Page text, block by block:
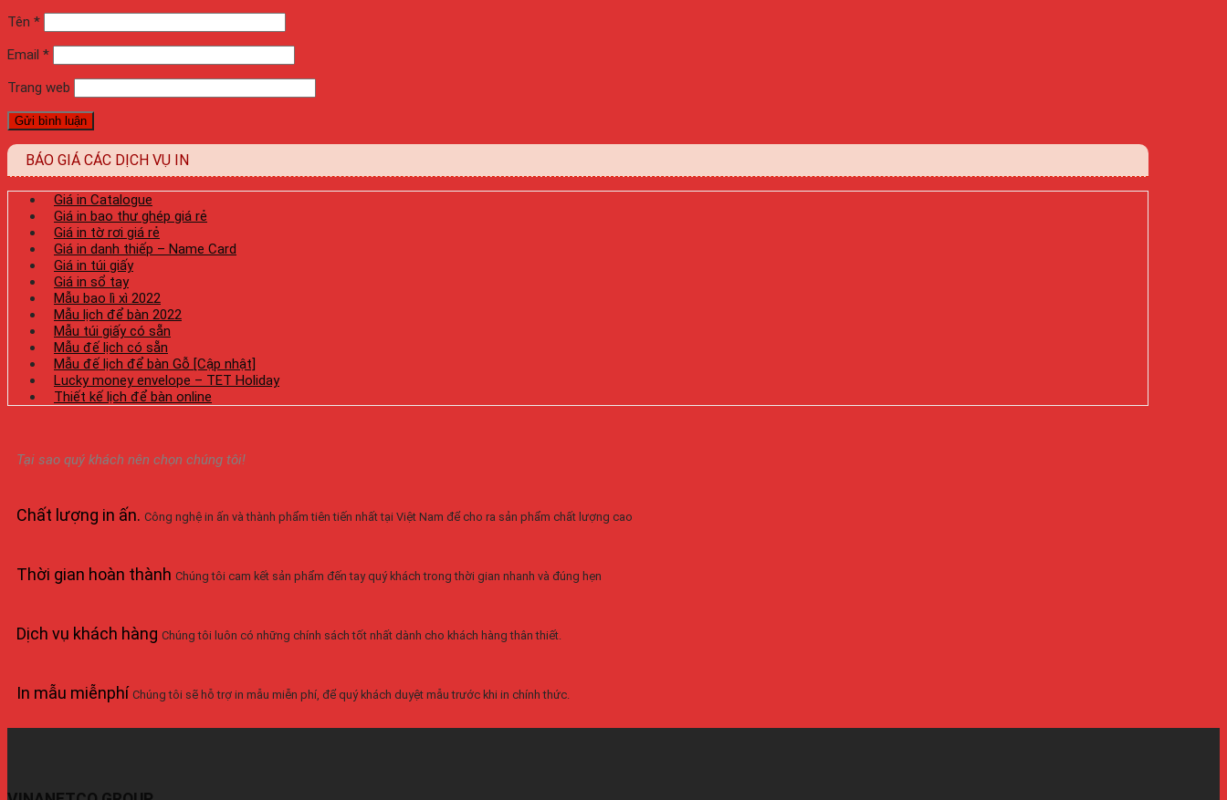
Tên *
Email *
Trang web
BÁO GIÁ CÁC DỊCH VỤ IN
Giá in Catalogue
Giá in bao thư ghép giá rẻ
Giá in tờ rơi giá rẻ
Giá in danh thiếp – Name Card
Giá in túi giấy
Giá in sổ tay
Mẫu bao lì xì 2022
Mẫu lịch để bàn 2022
Mẫu túi giấy có sẵn
Mẫu đế lịch có sẵn
Mẫu đế lịch để bàn Gỗ [Cập nhật]
Lucky money envelope – TET Holiday
Thiết kế lịch để bàn online
Tại sao quý khách nên chọn chúng tôi!
Chất lượng in ấn. Công nghệ in ấn và thành phẩm tiên tiến nhất tại Việt Nam để cho ra sản phẩm chất lượng cao
Thời gian hoàn thành Chúng tôi cam kết sản phẩm đến tay quý khách trong thời gian nhanh và đúng hẹn
Dịch vụ khách hàng Chúng tôi luôn có những chính sách tốt nhất dành cho khách hàng thân thiết.
In mẫu miễnphí Chúng tôi sẽ hỗ trợ in mẫu miễn phí, để quý khách duyệt mẫu trước khi in chính thức.